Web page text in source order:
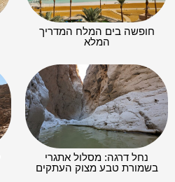
חופשה בים המלח המדריך
המלא
נחל דרגה: מסלול אתגרי
בשמורת טבע מצוק העתקים